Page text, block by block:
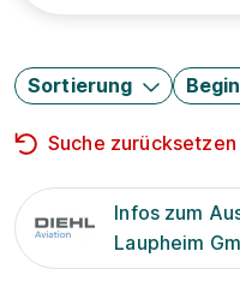
Sortierung
Suche zurücksetzen
Infos zum
Laupheim